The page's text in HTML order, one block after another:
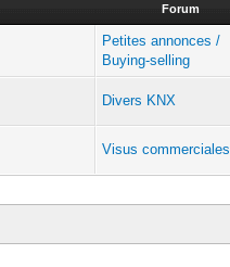
Forum
Petites annonces /
Buying-selling
Divers KNX
Visus commerciales